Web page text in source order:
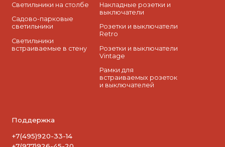
Светильники на столбе
Садово-парковые
светильники
Светильники
встраиваемые в стену
Накладные розетки и
выключатели
Розетки и выключатели
Retro
Розетки и выключатели
Vintage
Рамки для
встраиваемых розеток
и выключателей
Поддержка
+7(495)920-33-14